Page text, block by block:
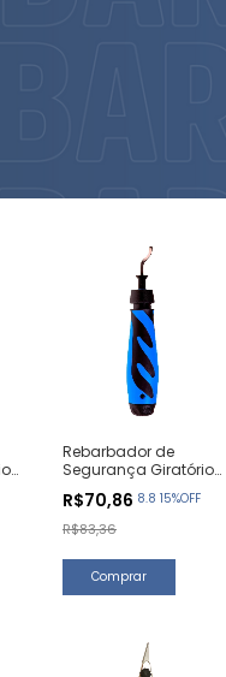
Rebarbador de
Segurança Giratório
R$70,86 8.8 15%OFF
R$83,36